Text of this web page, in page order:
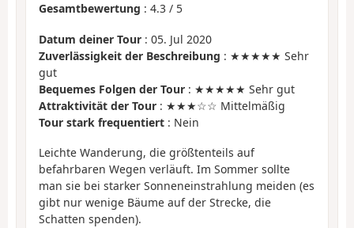
Gesamtbewertung : 4.3 / 5
Datum deiner Tour : 05. Jul 2020
Zuverlässigkeit der Beschreibung : ★★★★★ Sehr
gut
Bequemes Folgen der Tour : ★★★★★ Sehr gut
Attraktivität der Tour : ★★★☆☆ Mittelmäßig
Tour stark frequentiert : Nein
Leichte Wanderung, die größtenteils auf
befahrbaren Wegen verläuft. Im Sommer sollte
man sie bei starker Sonneneinstrahlung meiden (es
gibt nur wenige Bäume auf der Strecke, die
Schatten spenden).